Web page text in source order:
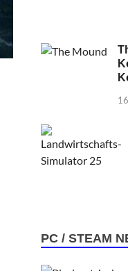
PC / STEAM